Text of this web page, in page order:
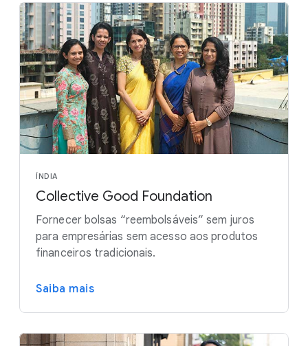
ÍNDIA
Collective Good Foundation
Fornecer bolsas “reembolsáveis” sem juros
para empresárias sem acesso aos produtos
financeiros tradicionais.
Saiba mais